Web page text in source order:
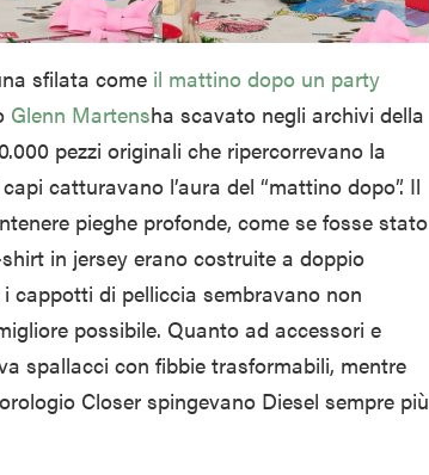
sfilata come il mattino dopo un party
Glenn Martensha scavato negli archivi della
pezzi originali che ripercorrevano la
catturavano l’aura del “mattino dopo”. Il
pieghe profonde, come se fosse stato
in jersey erano costruite a doppio
cappotti di pelliccia sembravano non
possibile. Quanto ad accessori e
spallacci con fibbie trasformabili, mentre
Closer spingevano Diesel sempre più